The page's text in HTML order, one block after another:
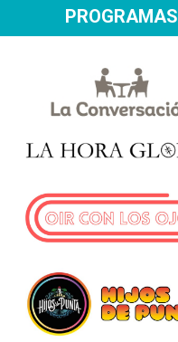
PROGRAMAS